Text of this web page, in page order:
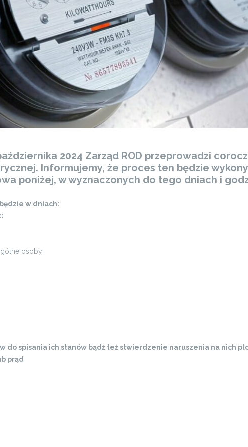
2024 Zarząd ROD przeprowadzi
Informujemy, że proces ten będzie
poniżej, w wyznaczonych do tego dniach i
w dniach:
osoby:
do spisania ich stanów bądź też stwierdzenie naruszenia na nich
prąd